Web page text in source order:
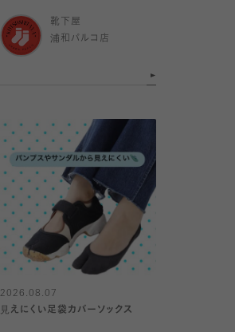
靴下屋
浦和パルコ店
2026.08.07
見えにくい足袋カバーソックス